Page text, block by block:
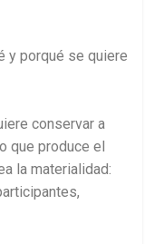
y porqué se quiere
conservar a
que produce el
la materialidad: